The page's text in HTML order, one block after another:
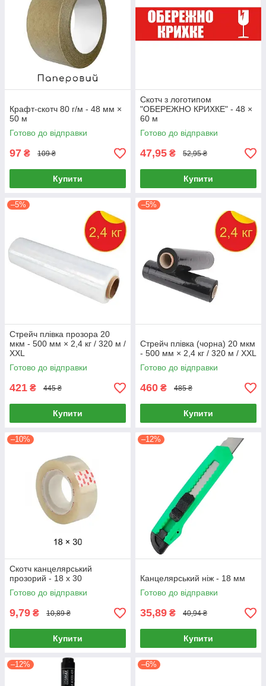
Крафт-скотч 80 г/м - 48 мм ×
50 м
Готово до відправки
97 ₴ 109 ₴
Купити
Скотч з логотипом
"ОБЕРЕЖНО КРИХКЕ" - 48 ×
60 м
Готово до відправки
47,95 ₴ 52,95 ₴
Купити
–5%
Стрейч плівка прозора 20
мкм - 500 мм × 2,4 кг / 320 м /
XXL
Готово до відправки
421 ₴ 445 ₴
Купити
–5%
Стрейч плівка (чорна) 20 мкм
- 500 мм × 2,4 кг / 320 м / XXL
Готово до відправки
460 ₴ 485 ₴
Купити
–10%
Скотч канцелярський
прозорий - 18 х 30
Готово до відправки
9,79 ₴ 10,89 ₴
Купити
–12%
Канцелярський ніж - 18 мм
Готово до відправки
35,89 ₴ 40,94 ₴
Купити
–12% –6%